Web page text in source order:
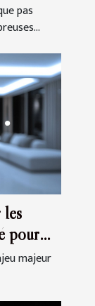
pas
pour
majeur